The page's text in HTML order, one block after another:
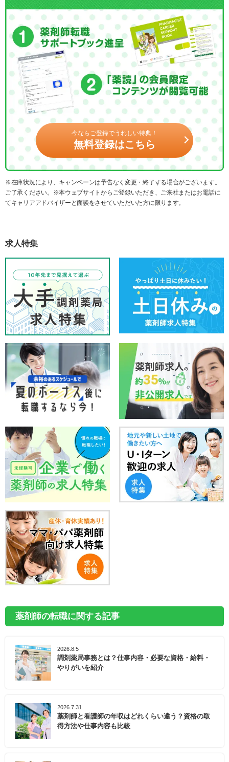
今ならご登録でうれしい特典！
無料登録はこちら
※在庫状況により、キャンペーンは予告なく変更・終了する場合がございます。
ご了承ください。※本ウェブサイトからご登録いただき、ご来社またはお電話に
てキャリアアドバイザーと面談をさせていただいた方に限ります。
求人特集
薬剤師の転職に関する記事
2026.8.5
調剤薬局事務とは？仕事内容・必要な資格・給料・
やりがいを紹介
2026.7.31
薬剤師と看護師の年収はどれくらい違う？資格の取
得方法や仕事内容も比較